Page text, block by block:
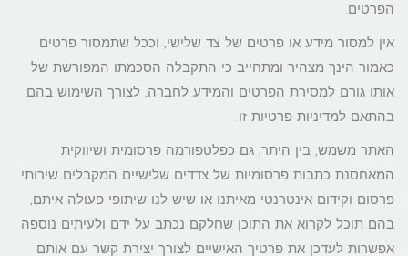
הפרטים.
אין למסור מידע או פרטים של צד שלישי, וככל שתמסור פרטים
כאמור הינך מצהיר ומתחייב כי התקבלה הסכמתו המפורשת של
אותו גורם למסירת הפרטים והמידע לחברה, לצורך השימוש בהם
בהתאם למדיניות פרטיות זו.
האתר משמש, בין היתר, גם כפלטפורמה פרסומית ושיווקית
המאחסנת כתבות פרסומיות של צדדים שלישיים המקבלים שירותי
פרסום וקידום אינטרנטי מאיתנו או שיש לנו שיתופי פעולה איתם,
בהם תוכל לקרוא את התוכן שחלקם נכתב על ידם ולעיתים נוספה
אפשרות לעדכן את פרטיך האישיים לצורך יצירת קשר עם אותם